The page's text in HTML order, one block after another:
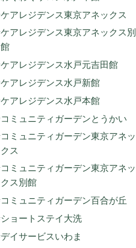
ケアレジデンス東京アネックス
ケアレジデンス東京アネックス別
館
ケアレジデンス水戸元吉田館
ケアレジデンス水戸新館
ケアレジデンス水戸本館
コミュニティガーデンとうかい
コミュニティガーデン東京アネッ
クス
コミュニティガーデン東京アネッ
クス別館
コミュニティガーデン百合が丘
ショートステイ大洗
デイサービスいわま